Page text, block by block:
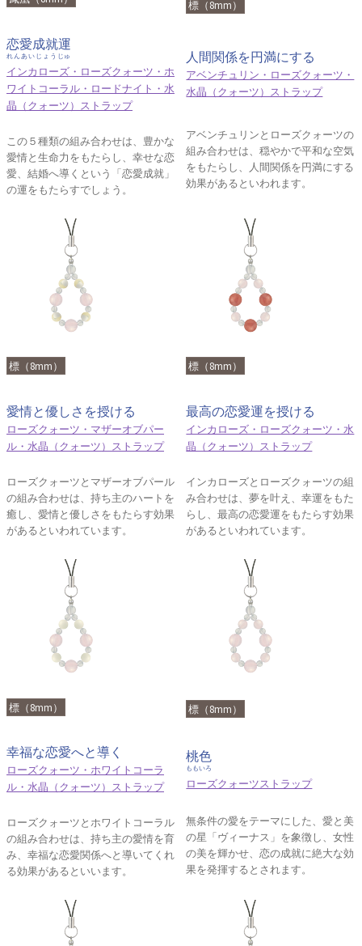
恋愛成就運
れんあいじょうじゅ
インカローズ・ローズクォーツ・ホ
ワイトコーラル・ロードナイト・水
晶（クォーツ）ストラップ
この５種類の組み合わせは、豊かな
愛情と生命力をもたらし、幸せな恋
愛、結婚へ導くという「恋愛成就」
の運をもたらすでしょう。
標（8mm）
人間関係を円満にする
アベンチュリン・ローズクォーツ・
水晶（クォーツ）ストラップ
アベンチュリンとローズクォーツの
組み合わせは、穏やかで平和な空気
をもたらし、人間関係を円満にする
効果があるといわれます。
標（8mm）
愛情と優しさを授ける
ローズクォーツ・マザーオブパー
ル・水晶（クォーツ）ストラップ
ローズクォーツとマザーオブパール
の組み合わせは、持ち主のハートを
癒し、愛情と優しさをもたらす効果
があるといわれています。
標（8mm）
最高の恋愛運を授ける
インカローズ・ローズクォーツ・水
晶（クォーツ）ストラップ
インカローズとローズクォーツの組
み合わせは、夢を叶え、幸運をもた
らし、最高の恋愛運をもたらす効果
があるといわれています。
標（8mm）
幸福な恋愛へと導く
ローズクォーツ・ホワイトコーラ
ル・水晶（クォーツ）ストラップ
ローズクォーツとホワイトコーラル
の組み合わせは、持ち主の愛情を育
み、幸福な恋愛関係へと導いてくれ
る効果があるといいます。
標（8mm）
桃色
ももいろ
ローズクォーツストラップ
無条件の愛をテーマにした、愛と美
の星「ヴィーナス」を象徴し、女性
の美を輝かせ、恋の成就に絶大な効
果を発揮するとされます。